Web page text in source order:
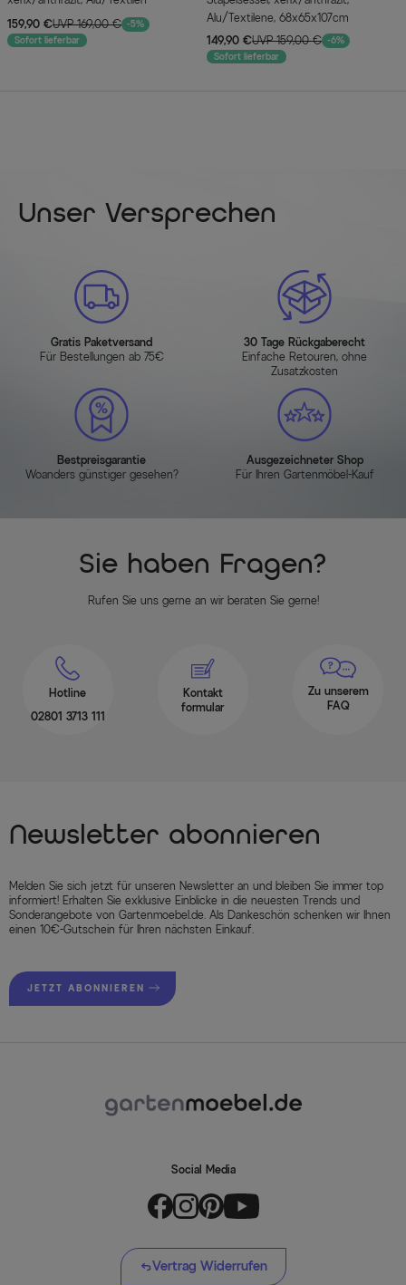
159,90 €UVP 169,00 € -5%
Sofort lieferbar
Alu/Textilene, 68x65x107cm
149,90 €UVP 159,00 € -6%
Sofort lieferbar
Unser Versprechen
Gratis Paketversand
Für Bestellungen ab 75€
30 Tage Rückgaberecht
Einfache Retouren, ohne
Zusatzkosten
Bestpreisgarantie
Woanders günstiger gesehen?
Ausgezeichneter Shop
Für Ihren Gartenmöbel-Kauf
Sie haben Fragen?
Rufen Sie uns gerne an wir beraten Sie gerne!
Hotline
02801 3713 111
Kontakt
formular
Zu unserem
FAQ
Newsletter abonnieren
Melden Sie sich jetzt für unseren Newsletter an und bleiben Sie immer top
informiert! Erhalten Sie exklusive Einblicke in die neuesten Trends und
Sonderangebote von Gartenmoebel.de. Als Dankeschön schenken wir Ihnen
einen 10€-Gutschein für Ihren nächsten Einkauf.
JETZT ABONNIEREN
Social Media
Vertrag Widerrufen